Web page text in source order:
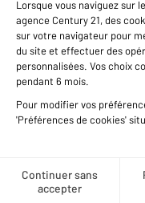
International
Nous contacter